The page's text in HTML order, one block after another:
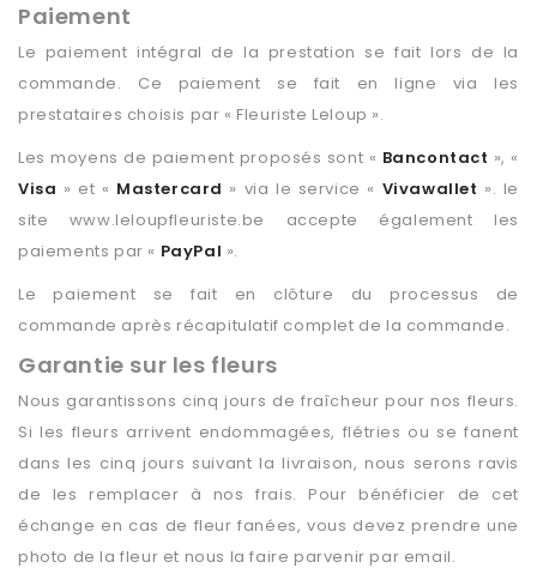
Paiement
Le paiement intégral de la prestation se fait lors de la
commande. Ce paiement se fait en ligne via les
prestataires choisis par « Fleuriste Leloup ».
Les moyens de paiement proposés sont « Bancontact », «
Visa » et « Mastercard » via le service « Vivawallet ». le
site www.leloupfleuriste.be accepte également les
paiements par « PayPal ».
Le paiement se fait en clôture du processus de
commande après récapitulatif complet de la commande.
Garantie sur les fleurs
Nous garantissons cinq jours de fraîcheur pour nos fleurs.
Si les fleurs arrivent endommagées, flétries ou se fanent
dans les cinq jours suivant la livraison, nous serons ravis
de les remplacer à nos frais. Pour bénéficier de cet
échange en cas de fleur fanées, vous devez prendre une
photo de la fleur et nous la faire parvenir par email.